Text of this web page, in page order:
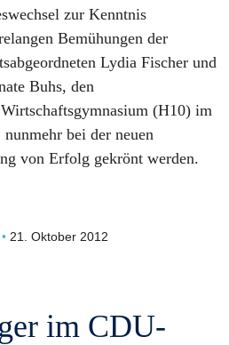
zur Kenntnis
Bemühungen der
Lydia Fischer und
Buhs, den
(H10) im
bei der neuen
von Erfolg gekrönt werden.
21. Oktober 2012
im CDU-